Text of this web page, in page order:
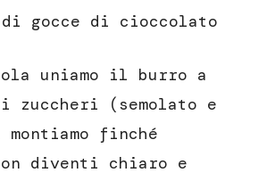
gocce di cioccolato
uniamo il burro a
zuccheri (semolato e
finché
diventi chiaro e